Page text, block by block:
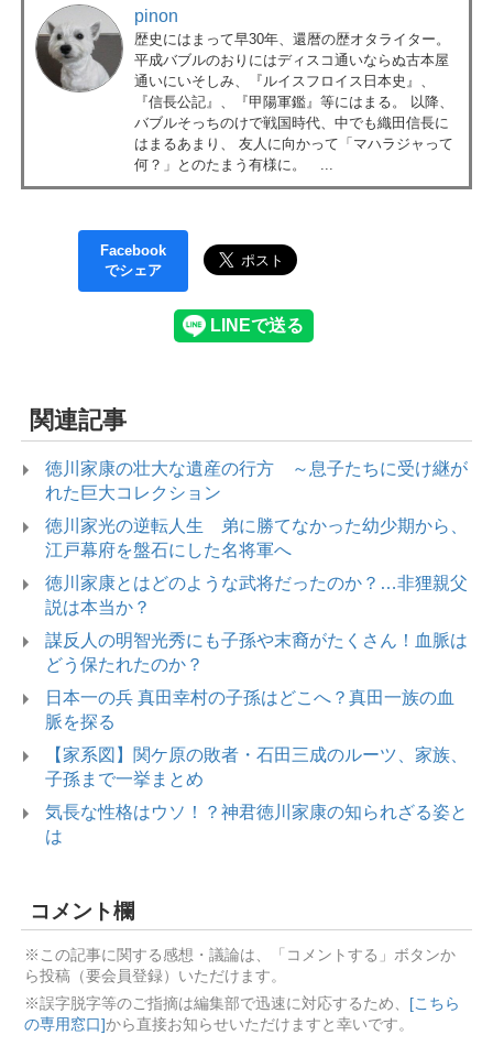
pinon
歴史にはまって早30年、還暦の歴オタライター。
平成バブルのおりにはディスコ通いならぬ古本屋
通いにいそしみ、『ルイスフロイス日本史』、
『信長公記』、『甲陽軍鑑』等にはまる。 以降、
バブルそっちのけで戦国時代、中でも織田信長に
はまるあまり、 友人に向かって「マハラジャって
何？」とのたまう有様に。 ...
Facebook
でシェア
関連記事
徳川家康の壮大な遺産の行方 ～息子たちに受け継が
れた巨大コレクション
徳川家光の逆転人生 弟に勝てなかった幼少期から、
江戸幕府を盤石にした名将軍へ
徳川家康とはどのような武将だったのか？…非狸親父
説は本当か？
謀反人の明智光秀にも子孫や末裔がたくさん！血脈は
どう保たれたのか？
日本一の兵 真田幸村の子孫はどこへ？真田一族の血
脈を探る
【家系図】関ケ原の敗者・石田三成のルーツ、家族、
子孫まで一挙まとめ
気長な性格はウソ！？神君徳川家康の知られざる姿と
は
コメント欄
※この記事に関する感想・議論は、「コメントする」ボタンか
ら投稿（要会員登録）いただけます。
※誤字脱字等のご指摘は編集部で迅速に対応するため、
[こちら
の専用窓口]から直接お知らせいただけますと幸いです。